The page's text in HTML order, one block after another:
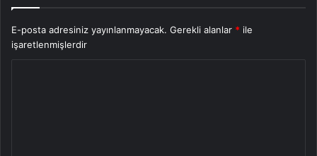
E-posta adresiniz yayınlanmayacak. Gerekli alanlar * ile
işaretlenmişlerdir